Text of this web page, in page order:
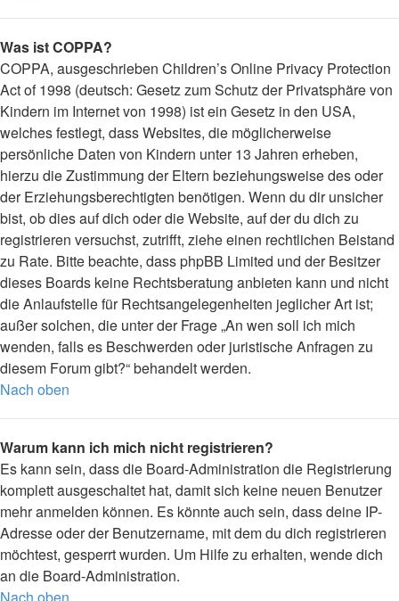
Was ist COPPA?
COPPA, ausgeschrieben Children’s Online Privacy Protection
Act of 1998 (deutsch: Gesetz zum Schutz der Privatsphäre von
Kindern im Internet von 1998) ist ein Gesetz in den USA,
welches festlegt, dass Websites, die möglicherweise
persönliche Daten von Kindern unter 13 Jahren erheben,
hierzu die Zustimmung der Eltern beziehungsweise des oder
der Erziehungsberechtigten benötigen. Wenn du dir unsicher
bist, ob dies auf dich oder die Website, auf der du dich zu
registrieren versuchst, zutrifft, ziehe einen rechtlichen Beistand
zu Rate. Bitte beachte, dass phpBB Limited und der Besitzer
dieses Boards keine Rechtsberatung anbieten kann und nicht
die Anlaufstelle für Rechtsangelegenheiten jeglicher Art ist;
außer solchen, die unter der Frage „An wen soll ich mich
wenden, falls es Beschwerden oder juristische Anfragen zu
diesem Forum gibt?“ behandelt werden.
Nach oben
Warum kann ich mich nicht registrieren?
Es kann sein, dass die Board-Administration die Registrierung
komplett ausgeschaltet hat, damit sich keine neuen Benutzer
mehr anmelden können. Es könnte auch sein, dass deine IP-
Adresse oder der Benutzername, mit dem du dich registrieren
möchtest, gesperrt wurden. Um Hilfe zu erhalten, wende dich
an die Board-Administration.